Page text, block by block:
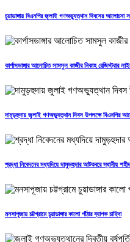
চুয়াডাঙ্গায় বিএনপির জুলাই গণঅভ্যুত্থান দিবসের আলোচনা
কার্পাসডাঙ্গার আলোচিত সামসুল কাজীর নিকাহ রেজিস্ট্রার
দামুড়হুদায় জুলাই গণঅভ্যুত্থান দিবস উপলক্ষে বিএনপির
শ্রদ্ধা নিবেদনের মধ্যদিয়ে দামুড়হুদার আটকবরে স্থানীয়
মনসাপূজায় চট্টগ্রামে চুয়াডাঙ্গার কালো পাঁঠার ব্যাপক চাহিদা